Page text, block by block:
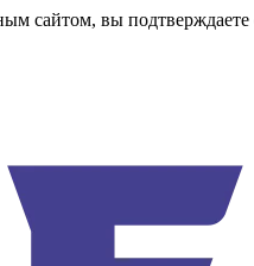
сайтом, вы